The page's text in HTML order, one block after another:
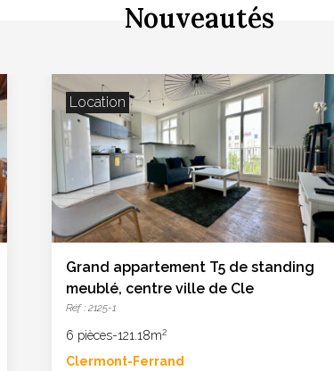
Nouveautés
Location
Grand appartement T5 de standing
meublé, centre ville de Cle
Réf : 2125-1
6 pièces-121.18m2
Clermont-Ferrand